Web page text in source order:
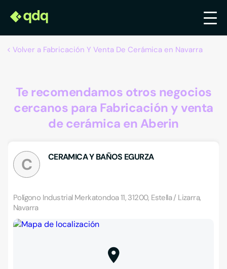
Volver a Fabricación Y Venta De Cerámica en Navarra
Te recomendamos otros negocios
cercanos para Fabricación y venta
de cerámica en Aberin
C CERAMICA Y BAÑOS EGURZA
Polígono Industrial Merkatondoa 11, 31200, Estella / Lizarra,
Navarra